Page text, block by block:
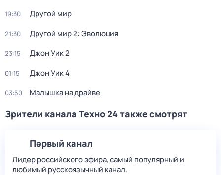
19:30 Другой мир
21:30 Другой мир 2: Эволюция
23:15 Джон Уик 2
01:15 Джон Уик 4
03:50 Малышка на драйве
Зрители канала Техно 24 также смотрят
Первый канал
Лидер российского эфира, самый популярный и
любимый русскоязычный канал.